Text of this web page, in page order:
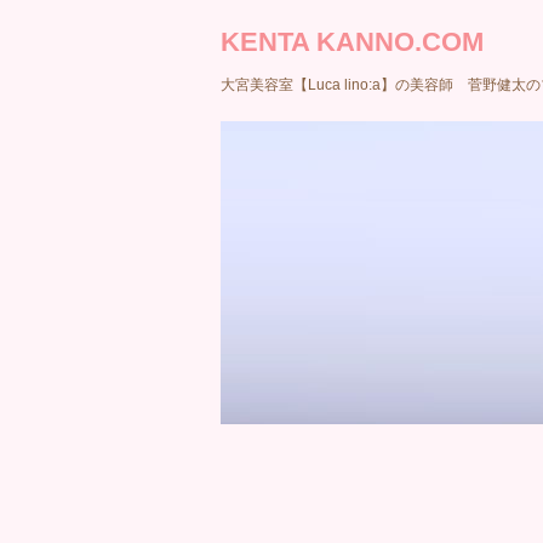
KENTA KANNO.COM
大宮美容室【Luca lino:a】の美容師 菅野健太の